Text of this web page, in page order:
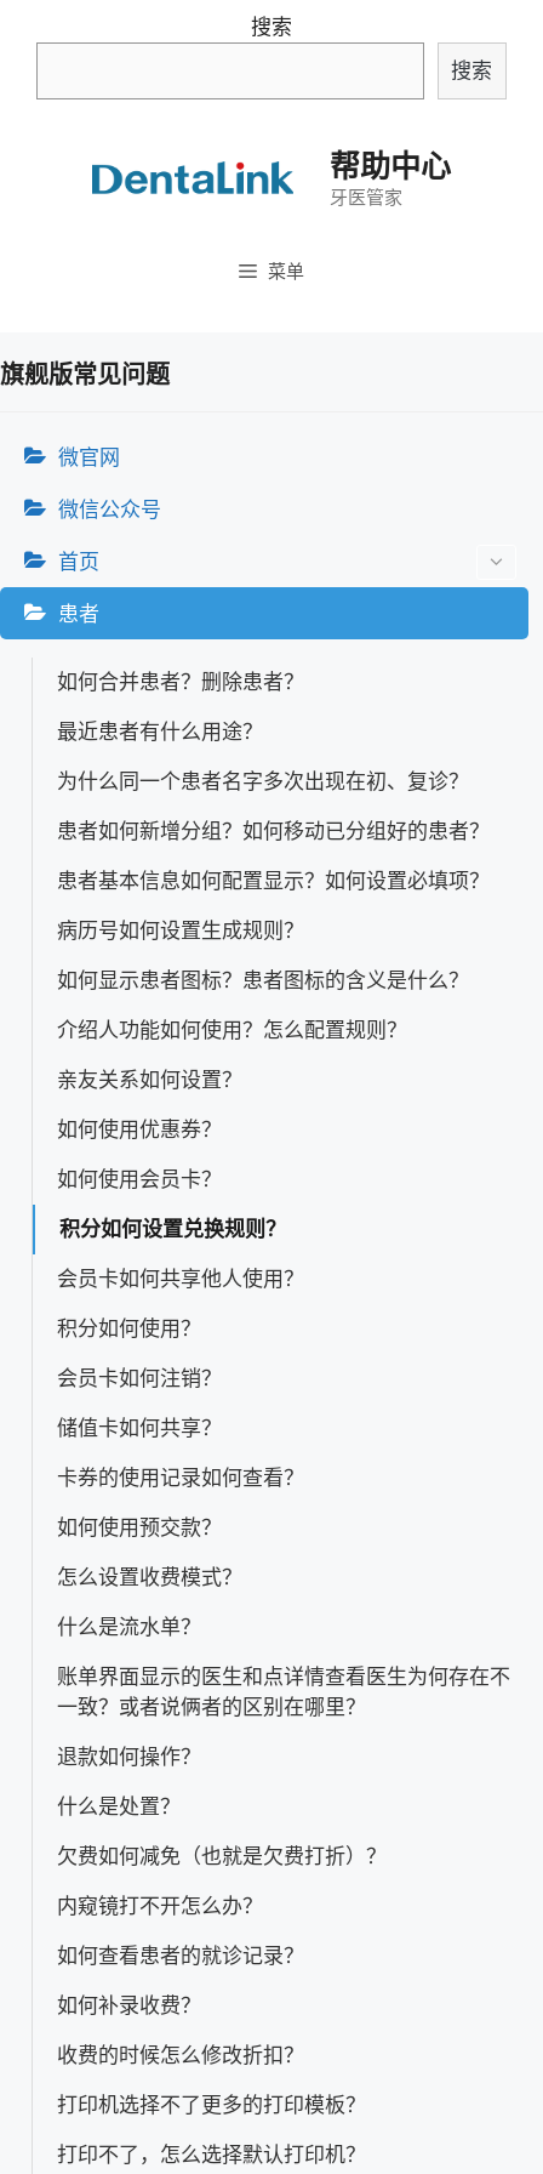
搜索
搜索
帮助中心
牙医管家
菜单
旗舰版常见问题
微官网
微信公众号
首页
患者
如何合并患者？删除患者？
最近患者有什么用途？
为什么同一个患者名字多次出现在初、复诊？
患者如何新增分组？如何移动已分组好的患者？
患者基本信息如何配置显示？如何设置必填项？
病历号如何设置生成规则？
如何显示患者图标？患者图标的含义是什么？
介绍人功能如何使用？怎么配置规则？
亲友关系如何设置？
如何使用优惠券？
如何使用会员卡？
积分如何设置兑换规则？
会员卡如何共享他人使用？
积分如何使用？
会员卡如何注销？
储值卡如何共享？
卡券的使用记录如何查看？
如何使用预交款？
怎么设置收费模式？
什么是流水单？
账单界面显示的医生和点详情查看医生为何存在不
一致？或者说俩者的区别在哪里？
退款如何操作？
什么是处置？
欠费如何减免（也就是欠费打折）？
内窥镜打不开怎么办？
如何查看患者的就诊记录？
如何补录收费？
收费的时候怎么修改折扣？
打印机选择不了更多的打印模板？
打印不了，怎么选择默认打印机？